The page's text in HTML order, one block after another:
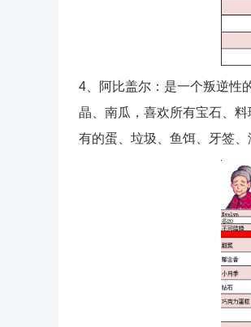
4、阿比盖尔：是一个叛逆性
晶、南瓜，喜欢所有宝石、
有的蛋、垃圾、鱼饵、牙签、